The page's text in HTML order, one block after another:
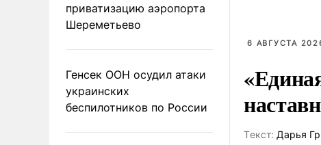
приватизацию аэропорта
Шереметьево
Генсек ООН осудил атаки
украинских
беспилотников по России
6 АВГУСТА
Tекст: Дарья